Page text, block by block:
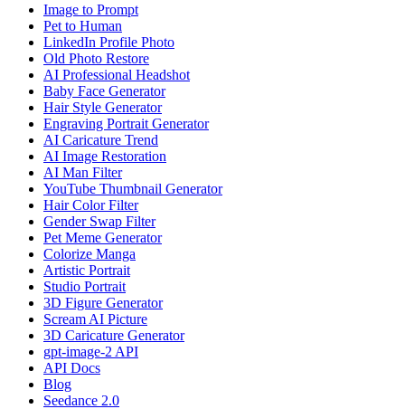
Image to Prompt
Pet to Human
LinkedIn Profile Photo
Old Photo Restore
AI Professional Headshot
Baby Face Generator
Hair Style Generator
Engraving Portrait Generator
AI Caricature Trend
AI Image Restoration
AI Man Filter
YouTube Thumbnail Generator
Hair Color Filter
Gender Swap Filter
Pet Meme Generator
Colorize Manga
Artistic Portrait
Studio Portrait
3D Figure Generator
Scream AI Picture
3D Caricature Generator
gpt-image-2 API
API Docs
Blog
Seedance 2.0